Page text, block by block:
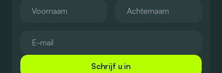
Schrijf u in